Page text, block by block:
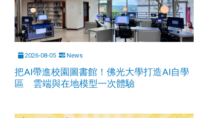
2026-08-05 News
把AI帶進校園圖書館！佛光大學打造AI自學
區 雲端與在地模型一次體驗